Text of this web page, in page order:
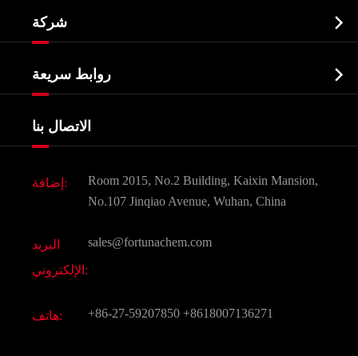
الصيدلانية وسيطة
البيوكيميائية
Agrochemicals و الوسطيات
مكونات مستحضرات التجميل
النكهات و عطور
الكيميائية CAS
جميع المواد الكيميائية غرامة
شركة 
شهادات و مصنع تظهر
شركة التاريخ
روابط سريعة 
الاتصال بنا
إضافة:
Room 2015, No.2 Building, Kaixin Mansion,
No.107 Jinqiao Avenue, Wuhan, China
البريد
الإلكتروني:
sales@fortunachem.com
هاتف: +86-27-59207850 +8618007136271